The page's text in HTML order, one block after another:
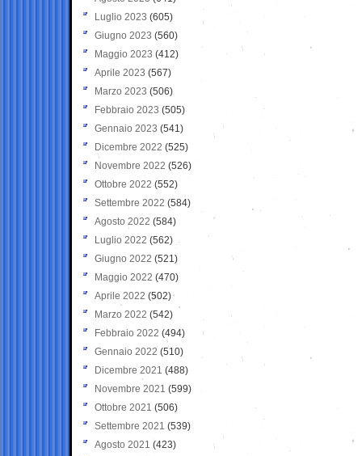
Luglio 2023 (605)
Giugno 2023 (560)
Maggio 2023 (412)
Aprile 2023 (567)
Marzo 2023 (506)
Febbraio 2023 (505)
Gennaio 2023 (541)
Dicembre 2022 (525)
Novembre 2022 (526)
Ottobre 2022 (552)
Settembre 2022 (584)
Agosto 2022 (584)
Luglio 2022 (562)
Giugno 2022 (521)
Maggio 2022 (470)
Aprile 2022 (502)
Marzo 2022 (542)
Febbraio 2022 (494)
Gennaio 2022 (510)
Dicembre 2021 (488)
Novembre 2021 (599)
Ottobre 2021 (506)
Settembre 2021 (539)
Agosto 2021 (423)